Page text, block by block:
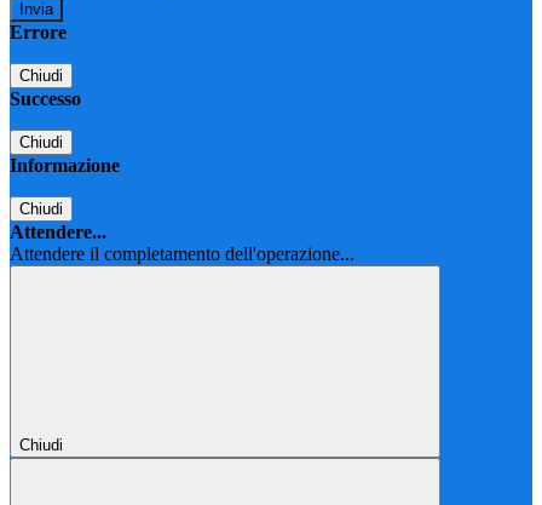
Errore
Chiudi
Successo
Chiudi
Informazione
Chiudi
Attendere...
Attendere il completamento dell'operazione...
Chiudi